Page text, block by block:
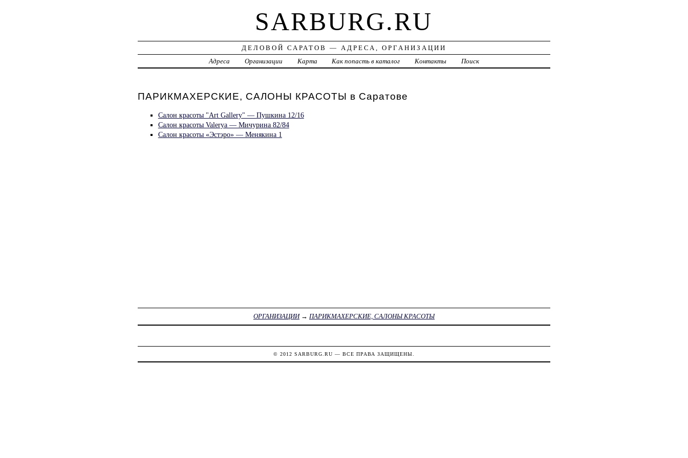
SARBURG.RU
ДЕЛОВОЙ САРАТОВ — АДРЕСА, ОРГАНИЗАЦИИ
Адреса
Организации Карта Как попасть в каталог Контакты Поиск
ПАРИКМАХЕРСКИЕ, САЛОНЫ КРАСОТЫ в Саратове
Салон красоты "Art Gallery" — Пушкина 12/16
Салон красоты Valerya — Мичурина 82/84
Салон красоты «Эстэро» — Менякина 1
ОРГАНИЗАЦИИ→ ПАРИКМАХЕРСКИЕ, САЛОНЫ КРАСОТЫ
© 2012 SARBURG.RU — ВСЕ ПРАВА ЗАЩИЩЕНЫ.